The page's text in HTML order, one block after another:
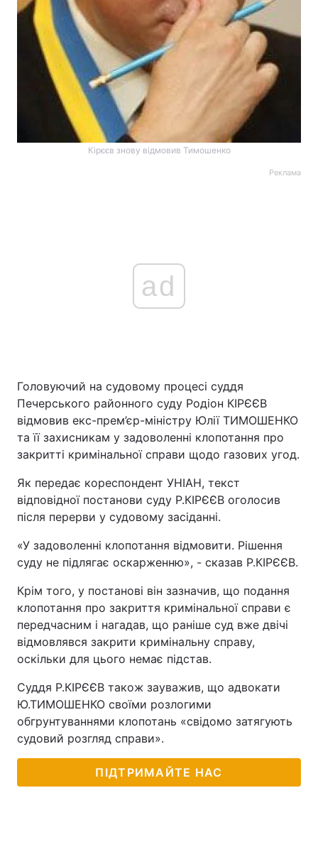
Кірєєв знову відмовив Тимошенко
Реклама
ad
Головуючий на судовому процесі суддя
Печерського районного суду Родіон КІРЄЄВ
відмовив екс-прем’єр-міністру Юлії ТИМОШЕНКО
та її захисникам у задоволенні клопотання про
закритті кримінальної справи щодо газових угод.
Як передає кореспондент УНІАН, текст
відповідної постанови суду Р.КІРЄЄВ оголосив
після перерви у судовому засіданні.
«У задоволенні клопотання відмовити. Рішення
суду не підлягає оскарженню», - сказав Р.КІРЄЄВ.
Крім того, у постанові він зазначив, що подання
клопотання про закриття кримінальної справи є
передчасним і нагадав, що раніше суд вже двічі
відмовлявся закрити кримінальну справу,
оскільки для цього немає підстав.
Суддя Р.КІРЄЄВ також зауважив, що адвокати
Ю.ТИМОШЕНКО своїми розлогими
обгрунтуваннями клопотань «свідомо затягують
судовий розгляд справи».
ПІДТРИМАЙТЕ НАС